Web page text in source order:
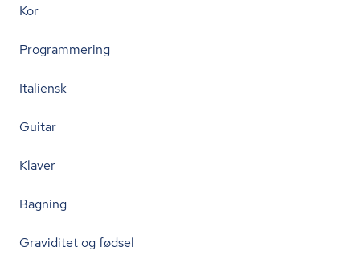
Kor
Programmering
Italiensk
Guitar
Klaver
Bagning
Graviditet og fødsel